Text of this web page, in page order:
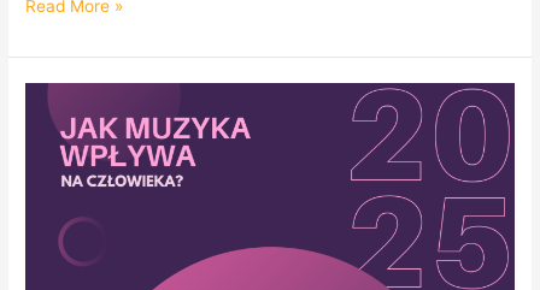
Read More »
moc
dźwięków
TuneYourMind